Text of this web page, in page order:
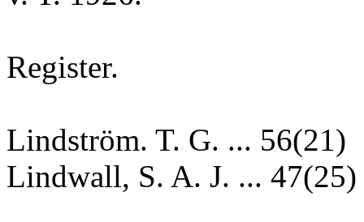
Register.
Lindström. T. G. ... 56(21)
Lindwall, S. A. J. ... 47(25)